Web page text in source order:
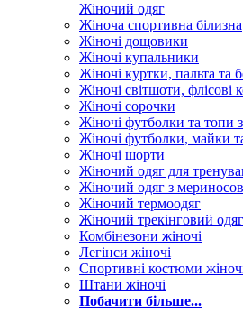
Жіночий одяг
Жіноча спортивна білизна
Жіночі дощовики
Жіночі купальники
Жіночі куртки, пальта та
Жіночі світшоти, флісові
Жіночі сорочки
Жіночі футболки та топи
Жіночі футболки, майки
Жіночі шорти
Жіночий одяг для
Жіночий одяг з
Жіночий термоодяг
Жіночий трекінговий одяг
Комбінезони жіночі
Легінси жіночі
Спортивні костюми
Штани жіночі
Побачити більше...